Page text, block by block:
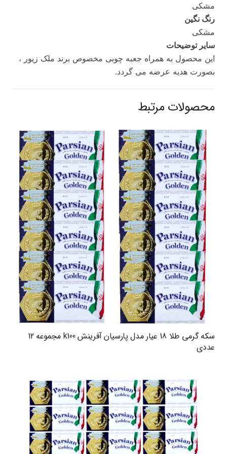
مشکی
رنگ نگین
مشکی
سایر توضیحات
این محصول به همراه جعبه چوبی مخصوص برند ملک زیور ،
بصورت هدیه عرضه می گردد.
محصولات مرتبط
سکه گرمی طلا 18 عیار مدل پارسیان آفرینش k100 مجموعه 12
عددی